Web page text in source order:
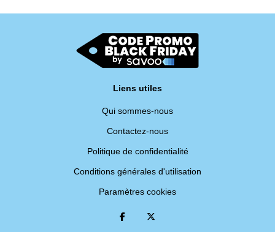
Liens utiles
Qui sommes-nous
Contactez-nous
Politique de confidentialité
Conditions générales d'utilisation
Paramètres cookies